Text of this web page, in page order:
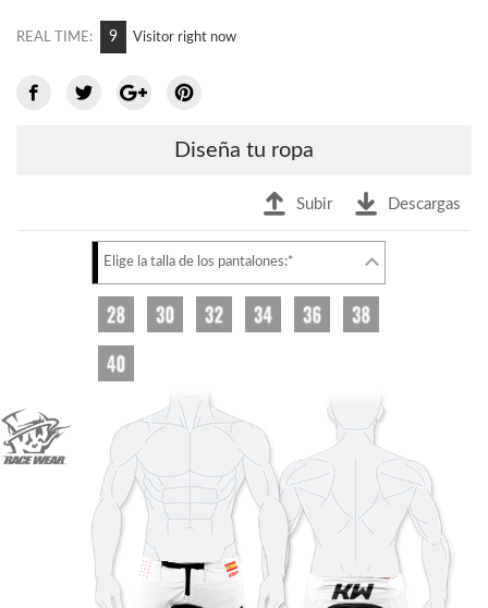
REAL TIME: 9 Visitor right now
Diseña tu ropa
Subir Descargas
Elige la talla de los pantalones:*